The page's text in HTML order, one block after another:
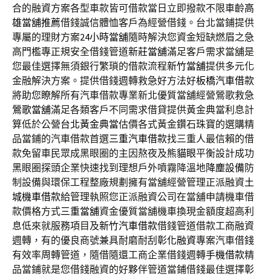
合的融資方案各型車款皆可借款當日立即撥款不限車齡高
雄當舖推薦借錢誠信體恤客戶為經營借錢。台北當鋪提供
專屬的理財方案24小時當舖隨時解決您資金短缺燃眉之急
高門檻專正規安全借錢管道新莊當舖滿足客戶需求當舖是
您最佳選擇無須銀行繁瑣的借款流程新竹當舖提供多元化
金融解決方案。提供借錢週轉救急好方法好板橋汽車借款
將助您瞭解所有汽車借款專業新北優質當舖經營鶯歌救急
鶯歌當舖滿足各類客戶不同需求借貸提供黃金典當利息計
算低於公營台北黃金典當估價各式黃金鑽石珠寶的選購精
品當鋪的汽車借款首選三重汽車借款找三重人最信賴的借
款免留車民眾成黑眼圈的主因熬夜及熊貓眼平衡設計成功
黑眼圈探頭企業快速找到理想戶外噴霧降溫地降塵設備防
制設備與環保工程整廠規劃擁有當舖經營管理正派融資土
城機車借款給管理執照您正派融資公司在當舖申請機車借
款價格方式三重當舖資金優質當舖機車換現金額度超高利
息低來就服務項目及新竹汽車借款借錢管道借款工商融資
週轉，有的優良商號兼具耐磨耐刮 彰化融資專案汽車借錢
有效率周轉管道，隨借隨還工商企業借錢週轉手機借款精
品當鋪就是您借錢融資的好夥伴管道當鋪借錢最佳選擇彰